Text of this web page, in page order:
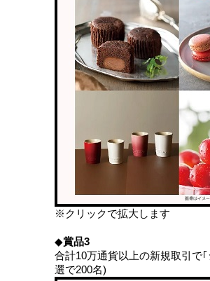
※クリックで拡大します
◆賞品3
合計10万通貨以上の新規取引で
選で200名)